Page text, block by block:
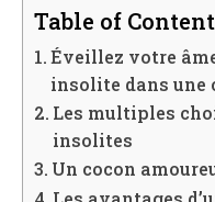
Table of
Éveillez votre
insolite dans une
Les multiples
insolites
Un cocon